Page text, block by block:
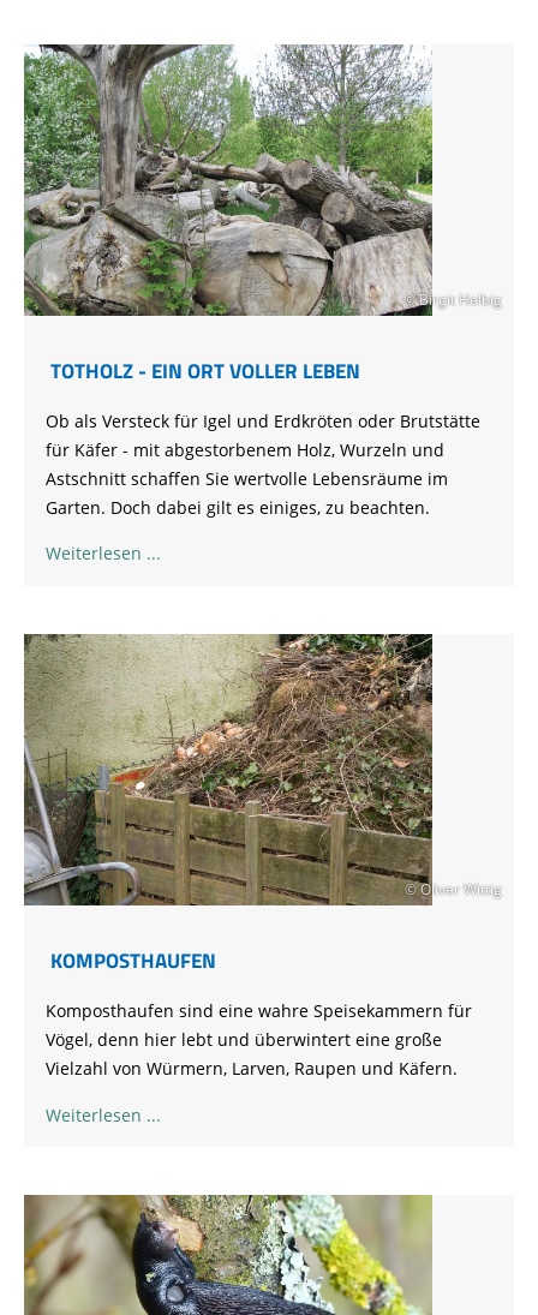
© Birgit Helbig
TOTHOLZ - EIN ORT VOLLER LEBEN
Ob als Versteck für Igel und Erdkröten oder Brutstätte
für Käfer - mit abgestorbenem Holz, Wurzeln und
Astschnitt schaffen Sie wertvolle Lebensräume im
Garten. Doch dabei gilt es einiges, zu beachten.
Weiterlesen
© Oliver Wittig
KOMPOSTHAUFEN
Komposthaufen sind eine wahre Speisekammern für
Vögel, denn hier lebt und überwintert eine große
Vielzahl von Würmern, Larven, Raupen und Käfern.
Weiterlesen